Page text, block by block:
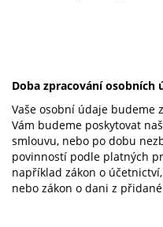
Doba zpracování osobních
Vaše osobní údaje budeme
Vám budeme poskytovat
smlouvu, nebo po dobu
povinností podle platných
například zákon o
nebo zákon o dani z